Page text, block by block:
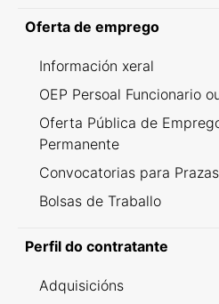
Oferta de emprego
Información xeral
OEP Persoal Funcionario
Oferta Pública de
Permanente
Convocatorias para
Bolsas de Traballo
Perfil do contratante
Adquisicións